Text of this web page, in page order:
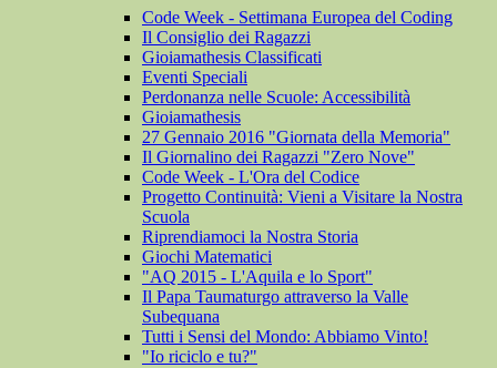
Code Week - Settimana Europea del Coding
Il Consiglio dei Ragazzi
Gioiamathesis Classificati
Eventi Speciali
Perdonanza nelle Scuole: Accessibilità
Gioiamathesis
27 Gennaio 2016 "Giornata della Memoria"
Il Giornalino dei Ragazzi "Zero Nove"
Code Week - L'Ora del Codice
Progetto Continuità: Vieni a Visitare la Nostra
Scuola
Riprendiamoci la Nostra Storia
Giochi Matematici
"AQ 2015 - L'Aquila e lo Sport"
Il Papa Taumaturgo attraverso la Valle
Subequana
Tutti i Sensi del Mondo: Abbiamo Vinto!
"Io riciclo e tu?"